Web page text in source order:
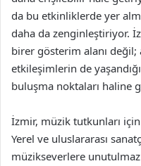
da bu etkinliklerde yer
daha da zenginleştiriyor.
birer gösterim alanı değil;
etkileşimlerin de
buluşma noktaları haline
İzmir, müzik tutkunları
Yerel ve uluslararası
müzikseverlere